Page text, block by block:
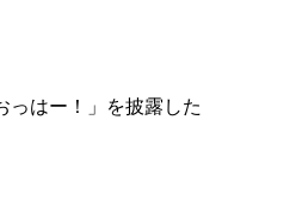
っはー！」を披露した